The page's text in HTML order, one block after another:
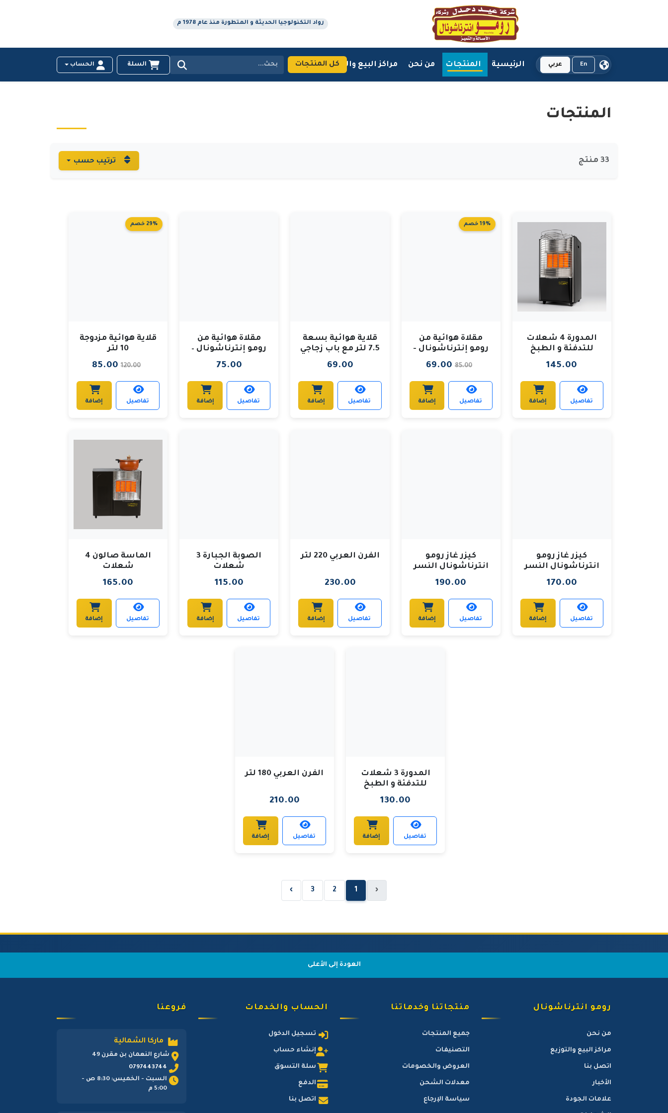
رواد التكنولوجيا الحديثة و المتطورة منذ عام 1978 م
En عربي الرئيسية المنتجات من نحن مراكز البيع والتوزيع اتصل بنا
كل المنتجات السلة الحساب
المنتجات
33 منتج ترتيب حسب
المدورة 4 شعلات
للتدفئة و الطبخ
145.00
تفاصيل إضافة
19% خصم
مقلاة هوائية من
رومو إنترناشونال -
7.5 لتر بسلة داخلية
5.5 لتر
85.00
69.00
تفاصيل إضافة
قلاية هوائية بسعة
7.5 لتر مع باب زجاجي
69.00
تفاصيل إضافة
مقلاة هوائية من
رومو إنترناشونال –
سعة سلة 7.5 لتر
75.00
تفاصيل إضافة
29% خصم
قلاية هوائية مزدوجة
10 لتر
120.00
85.00
تفاصيل إضافة
كيزر غاز رومو
انترناشونال النسر
الذهبي - 15 لتر
170.00
تفاصيل إضافة
كيزر غاز رومو
انترناشونال النسر
الذهبي - 20 لتر
190.00
تفاصيل إضافة
الفرن العربي 220 لتر
230.00
تفاصيل إضافة
الصوبة الجبارة 3
شعلات
115.00
تفاصيل إضافة
الماسة صالون 4
شعلات
165.00
تفاصيل إضافة
المدورة 3 شعلات
للتدفئة و الطبخ
130.00
تفاصيل إضافة
الفرن العربي 180 لتر
210.00
تفاصيل إضافة
‹
1
2
3
›
العودة إلى الأعلى
رومو انترناشونال
من نحن
مراكز البيع والتوزيع
اتصل بنا
الأخبار
علامات الجودة
منتجاتنا وخدماتنا
جميع المنتجات
التصنيفات
العروض والخصومات
معدلات الشحن
سياسة الإرجاع
الحساب والخدمات
تسجيل الدخول
إنشاء حساب
سلة التسوق
الدفع
اتصل بنا
فروعنا
ماركا الشمالية
شارع النعمان بن مقرن 49
0797443744
السبت - الخميس: 8:30 ص -
5:00 م